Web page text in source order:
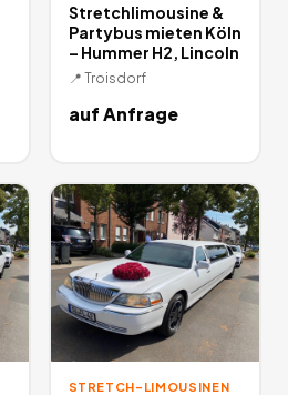
Stretchlimousine &
Partybus mieten Köln
– Hummer H2, Lincoln
📍 Troisdorf
auf Anfrage
STRETCH-LIMOUSINEN